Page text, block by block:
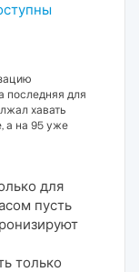
последняя для
хавать
а на 95 уже
для
пусть
только